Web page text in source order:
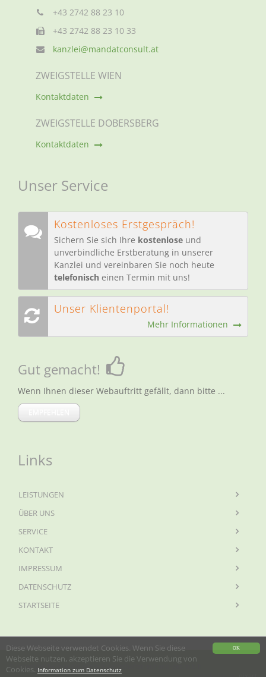
OK
Diese Webseite verwendet Cookies. Wenn Sie diese
Webseite nutzen, akzeptieren Sie die Verwendung von
Cookies. Information zum Datenschutz
+43 2742 88 23 10
+43 2742 88 23 10 33
kanzlei@mandatconsult.at
ZWEIGSTELLE WIEN
Kontaktdaten
ZWEIGSTELLE DOBERSBERG
Kontaktdaten
Unser Service
Kostenloses Erstgespräch!
Sichern Sie sich Ihre kostenlose und
unverbindliche Erstberatung in unserer
Kanzlei und vereinbaren Sie noch heute
telefonisch einen Termin mit uns!
Unser Klientenportal!
Mehr Informationen
Gut gemacht!
Wenn Ihnen dieser Webauftritt gefällt, dann bitte ...
Links
LEISTUNGEN
ÜBER UNS
SERVICE
KONTAKT
IMPRESSUM
DATENSCHUTZ
STARTSEITE
© copyright by mandat consult wirtschaftstreuhand-ges.m.b.h